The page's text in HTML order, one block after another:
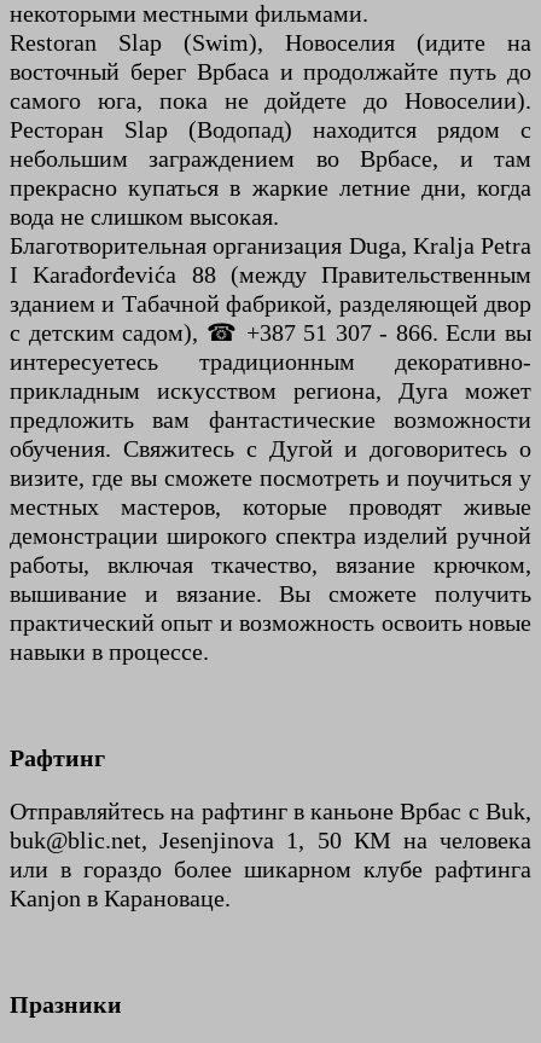
некоторыми местными фильмами.
Restoran Slap (Swim), Новоселия (идите на
восточный берег Врбаса и продолжайте путь до
самого юга, пока не дойдете до Новоселии).
Ресторан Slap (Водопад) находится рядом с
небольшим заграждением во Врбасе, и там
прекрасно купаться в жаркие летние дни, когда
вода не слишком высокая.
Благотворительная организация Duga, Kralja Petra
I Karađorđevića 88 (между Правительственным
зданием и Табачной фабрикой, разделяющей двор
с детским садом), ☎ +387 51 307 - 866. Если вы
интересуетесь традиционным декоративно-
прикладным искусством региона, Дуга может
предложить вам фантастические возможности
обучения. Свяжитесь с Дугой и договоритесь о
визите, где вы сможете посмотреть и поучиться у
местных мастеров, которые проводят живые
демонстрации широкого спектра изделий ручной
работы, включая ткачество, вязание крючком,
вышивание и вязание. Вы сможете получить
практический опыт и возможность освоить новые
навыки в процессе.
Рафтинг
Отправляйтесь на рафтинг в каньоне Врбас с Buk,
buk@blic.net, Jesenjinova 1, 50 КМ на человека
или в гораздо более шикарном клубе рафтинга
Kanjon в Карановаце.
Празники